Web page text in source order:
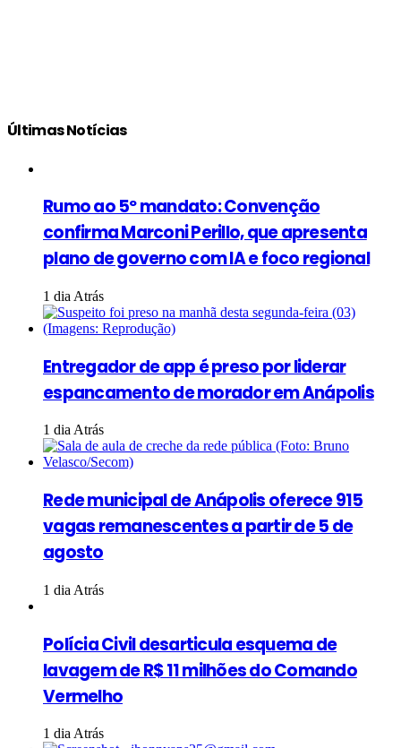
Últimas Notícias
Rumo ao 5º mandato: Convenção
confirma Marconi Perillo, que apresenta
plano de governo com IA e foco regional
1 dia Atrás
Entregador de app é preso por liderar
espancamento de morador em Anápolis
1 dia Atrás
Rede municipal de Anápolis oferece 915
vagas remanescentes a partir de 5 de
agosto
1 dia Atrás
Polícia Civil desarticula esquema de
lavagem de R$ 11 milhões do Comando
Vermelho
1 dia Atrás